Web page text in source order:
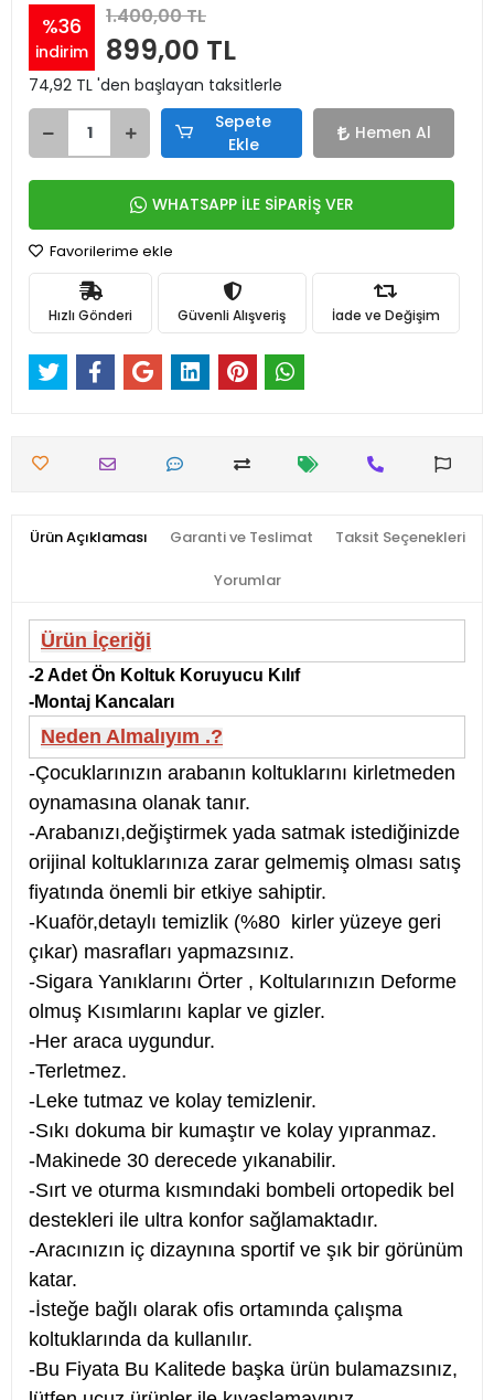
%36
indirim
1.400,00 TL
899,00 TL
74,92 TL 'den başlayan taksitlerle
Sepete
Ekle
Hemen Al
WHATSAPP İLE SİPARİŞ VER
Favorilerime ekle
Hızlı Gönderi Güvenli Alışveriş İade ve Değişim
Ürün Açıklaması Garanti ve Teslimat Taksit Seçenekleri
Yorumlar
Ürün İçeriği
-2 Adet Ön Koltuk Koruyucu Kılıf
-Montaj Kancaları
Neden Almalıyım .?
-Çocuklarınızın arabanın koltuklarını kirletmeden
oynamasına olanak tanır.
-Arabanızı,değiştirmek yada satmak istediğinizde
orijinal koltuklarınıza zarar gelmemiş olması satış
fiyatında önemli bir etkiye sahiptir.
-Kuaför,detaylı temizlik (%80 kirler yüzeye geri
çıkar) masrafları yapmazsınız.
-Sigara Yanıklarını Örter , Koltularınızın Deforme
olmuş Kısımlarını kaplar ve gizler.
-Her araca uygundur.
-Terletmez.
-Leke tutmaz ve kolay temizlenir.
-Sıkı dokuma bir kumaştır ve kolay yıpranmaz.
-Makinede 30 derecede yıkanabilir.
-Sırt ve oturma kısmındaki bombeli ortopedik bel
destekleri ile ultra konfor sağlamaktadır.
-Aracınızın iç dizaynına sportif ve şık bir görünüm
katar.
-İsteğe bağlı olarak ofis ortamında çalışma
koltuklarında da kullanılır.
-Bu Fiyata Bu Kalitede başka ürün bulamazsınız,